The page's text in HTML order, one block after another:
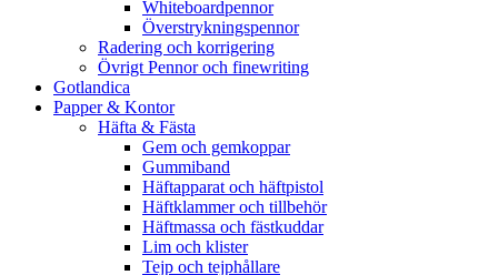
Whiteboardpennor
Överstrykningspennor
Radering och korrigering
Övrigt Pennor och finewriting
Gotlandica
Papper & Kontor
Häfta & Fästa
Gem och gemkoppar
Gummiband
Häftapparat och häftpistol
Häftklammer och tillbehör
Häftmassa och fästkuddar
Lim och klister
Tejp och tejphållare